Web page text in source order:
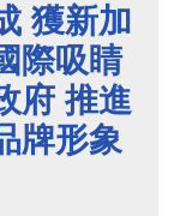
獲新加
際吸睛
府 推進
牌形象